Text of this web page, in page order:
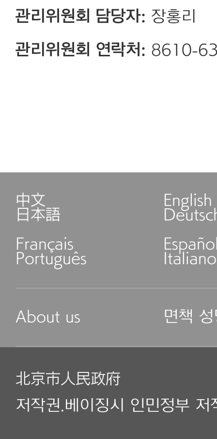
관리위원회 담당자: 장홍리
관리위원회 연락처: 8610-
中文 English
日本語
Français
Português Italiano
About us 면책
北京市人民政府
저작권.베이징시 인민정부